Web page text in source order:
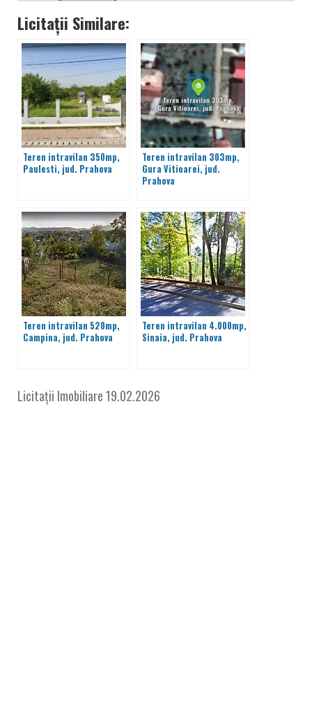
Licitații Similare:
Teren intravilan 350mp,
Paulesti, jud. Prahova
Teren intravilan 303mp,
Gura Vitioarei, jud.
Prahova
Teren intravilan 520mp,
Campina, jud. Prahova
Teren intravilan 4.000mp,
Sinaia, jud. Prahova
Licitații Imobiliare19.02.2026